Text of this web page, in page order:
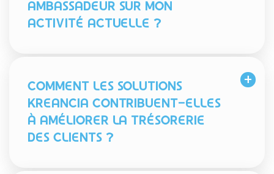
AMBASSADEUR SUR MON
ACTIVITÉ ACTUELLE ?
COMMENT LES SOLUTIONS
KREANCIA CONTRIBUENT-ELLES
À AMÉLIORER LA TRÉSORERIE
DES CLIENTS ?